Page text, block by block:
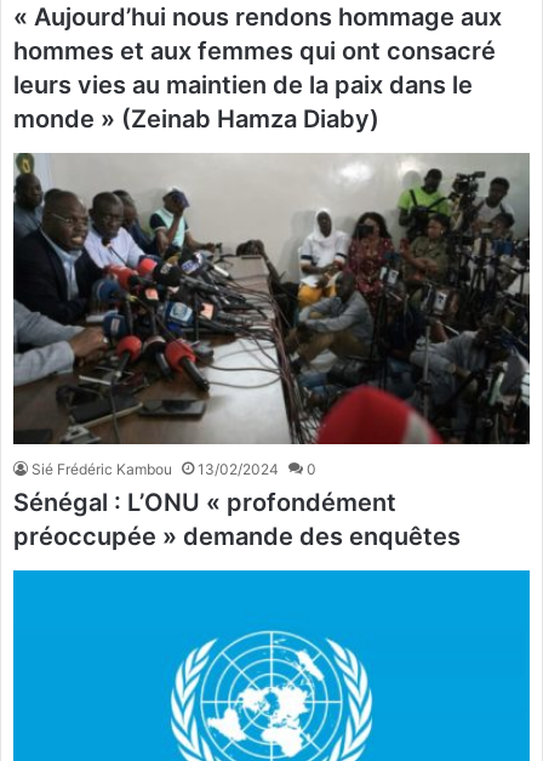
« Aujourd’hui nous rendons hommage aux
hommes et aux femmes qui ont consacré
leurs vies au maintien de la paix dans le
monde » (Zeinab Hamza Diaby)
Sié Frédéric Kambou 13/02/2024 0
Sénégal : L’ONU « profondément
préoccupée » demande des enquêtes